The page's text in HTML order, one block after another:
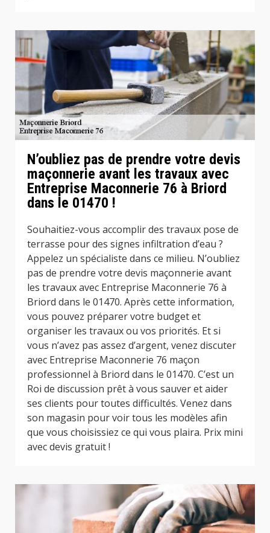
N’oubliez pas de prendre votre devis
maçonnerie avant les travaux avec
Entreprise Maconnerie 76 à Briord
dans le 01470 !
Souhaitiez-vous accomplir des travaux pose de
terrasse pour des signes infiltration d’eau ?
Appelez un spécialiste dans ce milieu. N’oubliez
pas de prendre votre devis maçonnerie avant
les travaux avec Entreprise Maconnerie 76 à
Briord dans le 01470. Après cette information,
vous pouvez préparer votre budget et
organiser les travaux ou vos priorités. Et si
vous n’avez pas assez d’argent, venez discuter
avec Entreprise Maconnerie 76 maçon
professionnel à Briord dans le 01470. C’est un
Roi de discussion prêt à vous sauver et aider
ses clients pour toutes difficultés. Venez dans
son magasin pour voir tous les modèles afin
que vous choisissiez ce qui vous plaira. Prix mini
avec devis gratuit !